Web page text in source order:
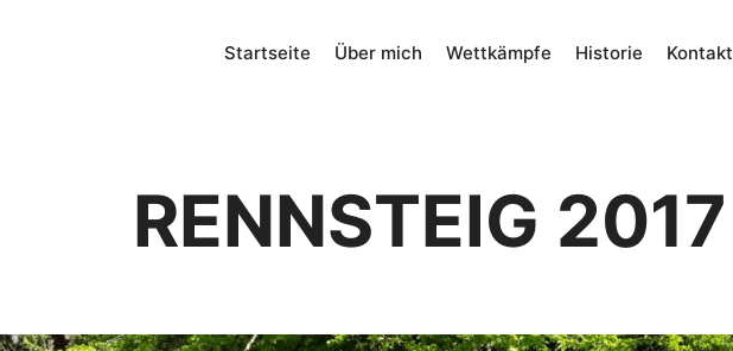
Startseite Über mich Wettkämpfe Historie Kontakt
RENNSTEIG 2017